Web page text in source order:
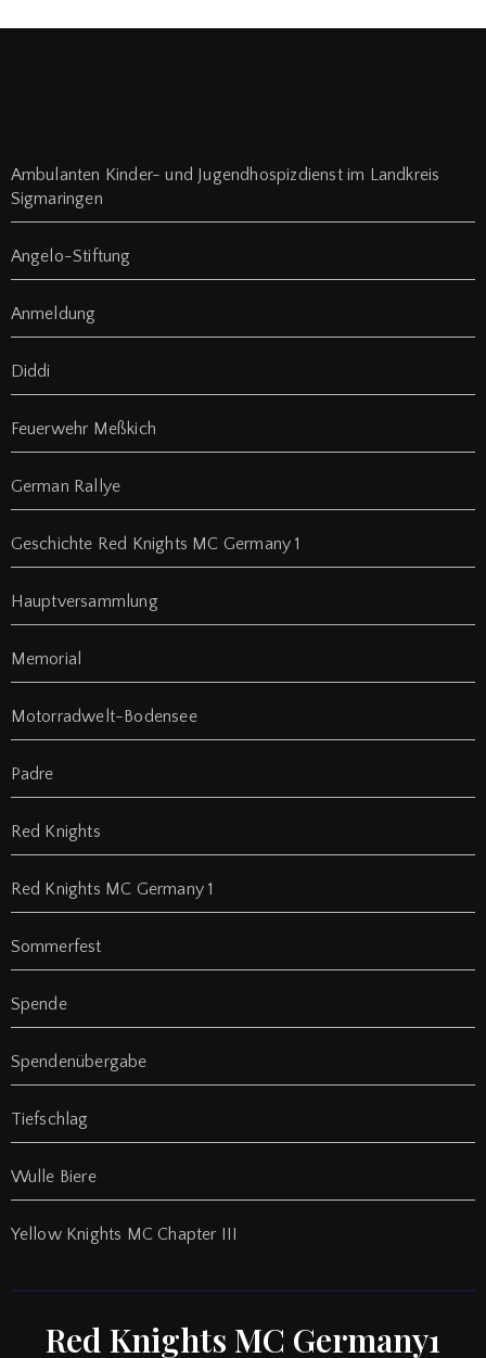
Ambulanten Kinder- und Jugendhospizdienst im Landkreis
Sigmaringen
Angelo-Stiftung
Anmeldung
Diddi
Feuerwehr Meßkich
German Rallye
Geschichte Red Knights MC Germany 1
Hauptversammlung
Memorial
Motorradwelt-Bodensee
Padre
Red Knights
Red Knights MC Germany 1
Sommerfest
Spende
Spendenübergabe
Tiefschlag
Wulle Biere
Yellow Knights MC Chapter III
Red Knights MC Germany1